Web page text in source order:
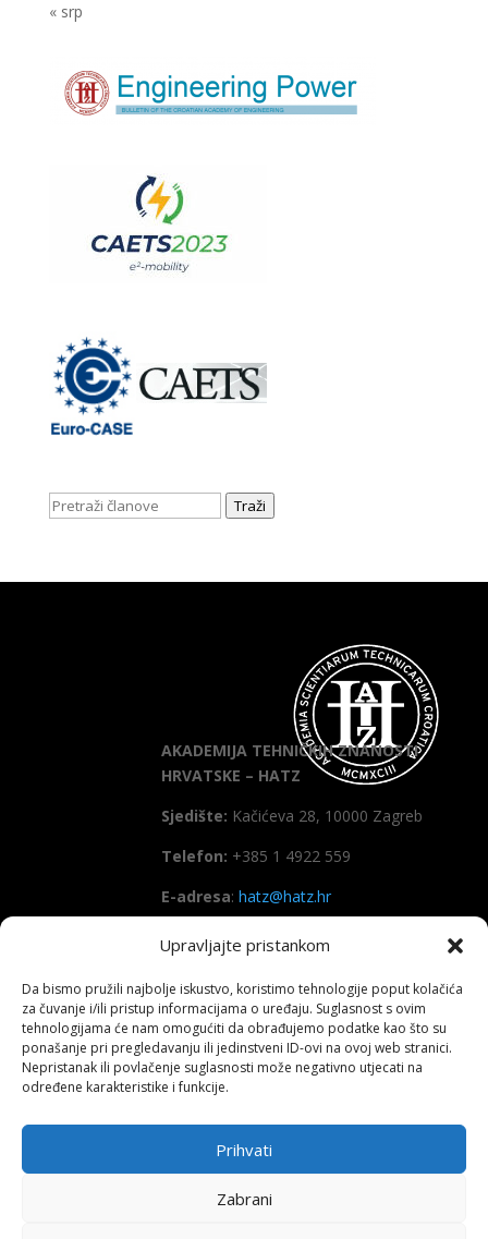
Upravljajte pristankom
Da bismo pružili najbolje iskustvo, koristimo tehnologije poput kolačića
za čuvanje i/ili pristup informacijama o uređaju. Suglasnost s ovim
tehnologijama će nam omogućiti da obrađujemo podatke kao što su
ponašanje pri pregledavanju ili jedinstveni ID-ovi na ovoj web stranici.
Nepristanak ili povlačenje suglasnosti može negativno utjecati na
određene karakteristike i funkcije.
Prihvati
Zabrani
« srp
Traži
AKADEMIJA TEHNIČKIH ZNANOSTI
HRVATSKE – HATZ
Sjedište: Kačićeva 28, 10000 Zagreb
Telefon: +385 1 4922 559
E-adresa: hatz@hatz.hr
OIB: 89465386965
IBAN HR7923600001101573628
(Zagrebačka banka d.d)
SWIFT: ZABAHR2X
Copyright All right reserved HATZ – 2026